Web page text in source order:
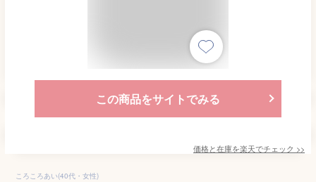
この商品をサイトでみる
価格と在庫を楽天でチェック >>
ころころあい(40代・女性)